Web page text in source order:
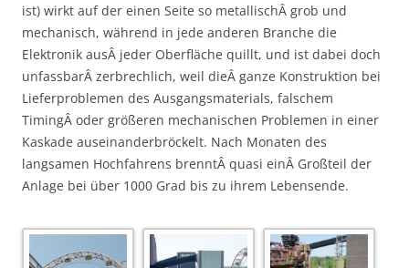
ist) wirkt auf der einen Seite so metallischÂ grob und
mechanisch, während in jede anderen Branche die
Elektronik ausÂ jeder Oberfläche quillt, und ist dabei doch
unfassbarÂ zerbrechlich, weil dieÂ ganze Konstruktion bei
Lieferproblemen des Ausgangsmaterials, falschem
TimingÂ oder größeren mechanischen Problemen in einer
Kaskade auseinanderbröckelt. Nach Monaten des
langsamen Hochfahrens brenntÂ quasi einÂ Großteil der
Anlage bei über 1000 Grad bis zu ihrem Lebensende.